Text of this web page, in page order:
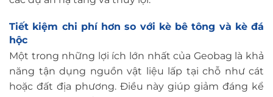
Tiết kiệm chi phí hơn so với kè bê tông và kè đá
hộc
Một trong những lợi ích lớn nhất của Geobag là khả
năng tận dụng nguồn vật liệu lấp tại chỗ như cát
hoặc đất địa phương. Điều này giúp giảm đáng kể